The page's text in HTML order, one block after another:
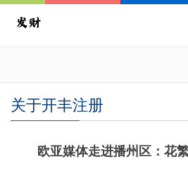
关于开丰注册
欧亚媒体走进播州区：花